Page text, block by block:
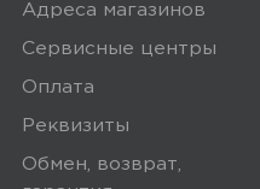
Алексей Н.
18 мая 2025, 08:34
надежно работает
Адреса магазинов
Сервисные центры
Оплата
Реквизиты
Обмен, возврат,